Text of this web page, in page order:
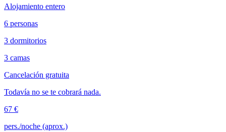
Alojamiento entero
6 personas
3 dormitorios
3 camas
Cancelación gratuita
Todavía no se te cobrará nada.
67 €
pers./noche (aprox.)